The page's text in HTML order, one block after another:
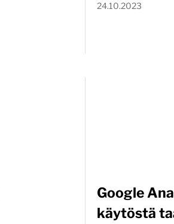
24.10.2023
Google
käytöstä